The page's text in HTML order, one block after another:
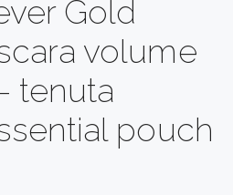
Gold
volume
tenuta
pouch